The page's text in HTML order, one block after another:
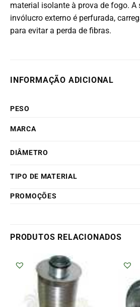
material isolante à prova de fogo. A
invólucro externo é perfurada,
para evitar a perda de fibras.
INFORMAÇÃO ADICIONAL
PESO
MARCA
DIÂMETRO
TIPO DE MATERIAL
PROMOÇÕES
PRODUTOS RELACIONADOS